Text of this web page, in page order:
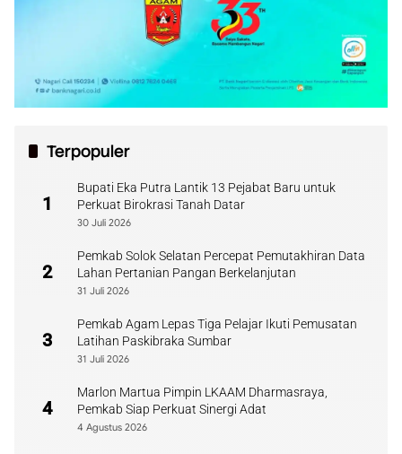
Terpopuler
1
Bupati Eka Putra Lantik 13 Pejabat Baru untuk
Perkuat Birokrasi Tanah Datar
30 Juli 2026
2
Pemkab Solok Selatan Percepat Pemutakhiran Data
Lahan Pertanian Pangan Berkelanjutan
31 Juli 2026
3
Pemkab Agam Lepas Tiga Pelajar Ikuti Pemusatan
Latihan Paskibraka Sumbar
31 Juli 2026
4
Marlon Martua Pimpin LKAAM Dharmasraya,
Pemkab Siap Perkuat Sinergi Adat
4 Agustus 2026